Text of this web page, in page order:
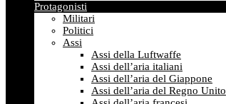
Protagonisti
Militari
Politici
Assi
Assi della Luftwaffe
Assi dell’aria italiani
Assi dell’aria del Giappone
Assi dell’aria del Regno Unito